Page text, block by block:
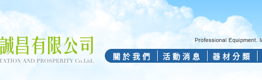
關於我們 活動消息 器材分類